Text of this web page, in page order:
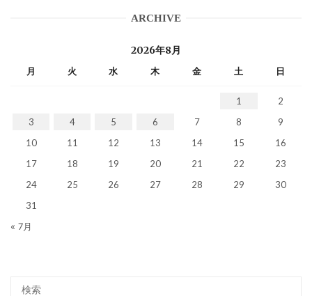
ARCHIVE
2026年8月
月 火 水 木 金 土 日
1
2
3
4 5 6 7 8
9
10
11 12 13 14 15
16
17
18 19 20 21 22
23
24
25 26 27 28 29
30
31
« 7月